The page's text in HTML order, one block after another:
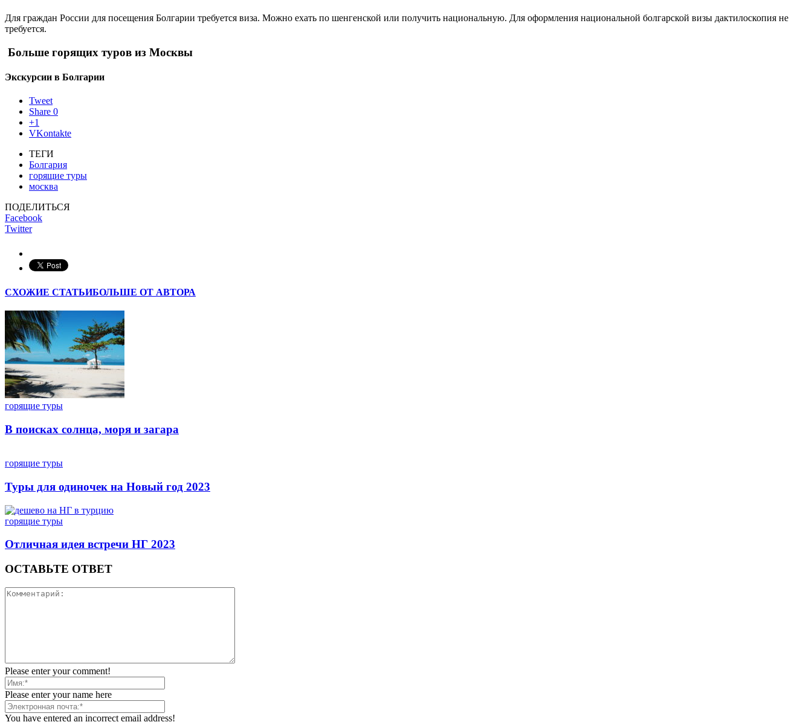
Для граждан России для посещения Болгарии требуется виза. Можно ехать по шенгенской или получить национальную. Для оформления национальной болгарской визы дактилоскопия не
требуется.
Больше горящих туров из Москвы
Экскурсии в Болгарии
Tweet
Share 0
+1
VKontakte
ТЕГИ
Болгария
горящие туры
москва
ПОДЕЛИТЬСЯ
Facebook
Twitter
СХОЖИЕ СТАТЬИБОЛЬШЕ ОТ АВТОРА
горящие туры
В поисках солнца, моря и загара
горящие туры
Туры для одиночек на Новый год 2023
горящие туры
Отличная идея встречи НГ 2023
ОСТАВЬТЕ ОТВЕТ
Please enter your comment!
Please enter your name here
You have entered an incorrect email address!